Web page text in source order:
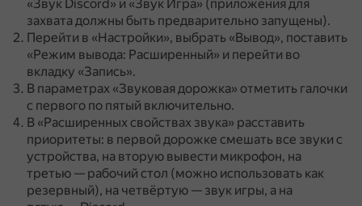
«Звук Discord» и «Звук Игра» (приложения для
захвата должны быть предварительно запущены).
Перейти в «Настройки», выбрать «Вывод», поставить
«Режим вывода: Расширенный» и перейти во
вкладку «Запись».
В параметрах «Звуковая дорожка» отметить галочки
с первого по пятый включительно.
В «Расширенных свойствах звука» расставить
приоритеты: в первой дорожке смешать все звуки с
устройства, на вторую вывести микрофон, на
третью — рабочий стол (можно использовать как
резервный), на четвёртую — звук игры, а на